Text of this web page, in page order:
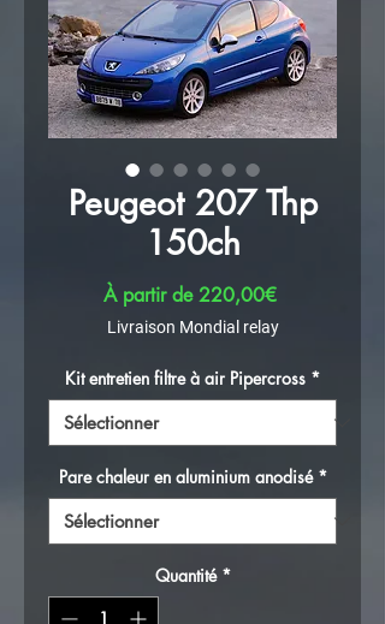
Peugeot 207 Thp
150ch
À partir de220,00€Prix
Livraison Mondial relay
Kit entretien filtre à air Pipercross *
Pare chaleur en aluminium anodisé *
Quantité *